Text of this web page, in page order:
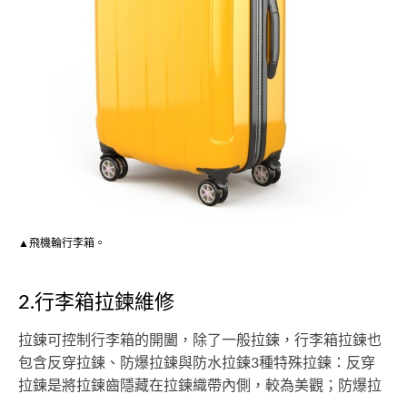
▲飛機輪行李箱。
2.行李箱拉鍊維修
拉鍊可控制行李箱的開闔，除了一般拉鍊，行李箱拉鍊也
包含反穿拉鍊、防爆拉鍊與防水拉鍊3種特殊拉鍊：反穿
拉鍊是將拉鍊齒隱藏在拉鍊織帶內側，較為美觀；防爆拉